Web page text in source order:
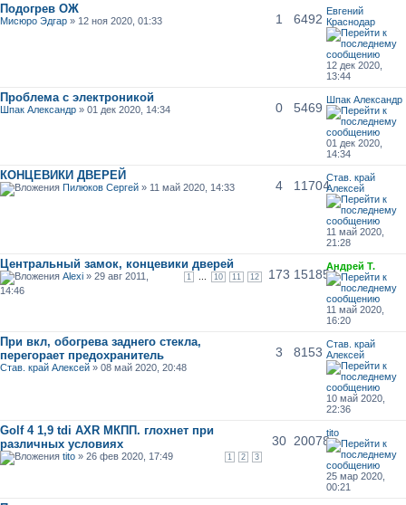
Подогрев ОЖ
Мисюро Эдгар » 12 ноя 2020, 01:33 1 6492
Евгений
Краснодар
12 дек 2020,
13:44
Проблема с электроникой
Шпак Александр » 01 дек 2020, 14:34 0 5469
Шпак Александр
01 дек 2020,
14:34
КОНЦЕВИКИ ДВЕРЕЙ
Пилюков Сергей » 11 май 2020, 14:33 4 11704
Став. край
Алексей
11 май 2020,
21:28
Центральный замок, концевики дверей
1 10 11 12
Alexi » 29 авг 2011,
14:46
173 151854
Андрей Т.
11 май 2020,
16:20
При вкл, обогрева заднего стекла,
перегорает предохранитель
Став. край Алексей » 08 май 2020, 20:48
3 8153
Став. край
Алексей
10 май 2020,
22:36
Golf 4 1,9 tdi AXR МКПП. глохнет при
различных условиях
1 2 3
tito » 26 фев 2020, 17:49
30 20078
tito
25 мар 2020,
00:21